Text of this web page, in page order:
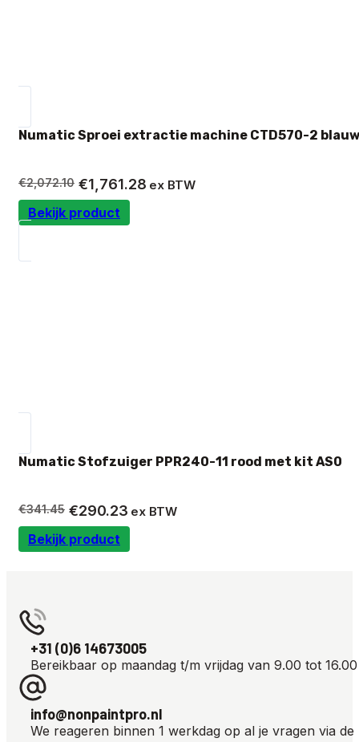
Numatic Sproei extractie machine CTD570-2
€2,072.10
Oorspronkelijke
prijs
was:
€1,761.28
Huidige
prijs
is:
ex BTW
Bekijk product
Numatic Stofzuiger PPR240-11 rood met kit AS0
€341.45
Oorspronkelijke
prijs
was:
€290.23
Huidige
prijs
is:
ex BTW
Bekijk product
+31 (0)6 14673005
Bereikbaar op maandag t/m vrijdag van 9.00 tot
info@nonpaintpro.nl
We reageren binnen 1 werkdag op al je vragen via de